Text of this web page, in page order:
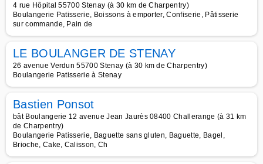
4 rue Hôpital 55700 Stenay (à 30 km de Charpentry)
Boulangerie Patisserie, Boissons à emporter, Confiserie, Pâtisserie
sur commande, Pain de
LE BOULANGER DE STENAY
26 avenue Verdun 55700 Stenay (à 30 km de Charpentry)
Boulangerie Patisserie à Stenay
Bastien Ponsot
bât Boulangerie 12 avenue Jean Jaurès 08400 Challerange (à 31 km
de Charpentry)
Boulangerie Patisserie, Baguette sans gluten, Baguette, Bagel,
Brioche, Cake, Calisson, Ch